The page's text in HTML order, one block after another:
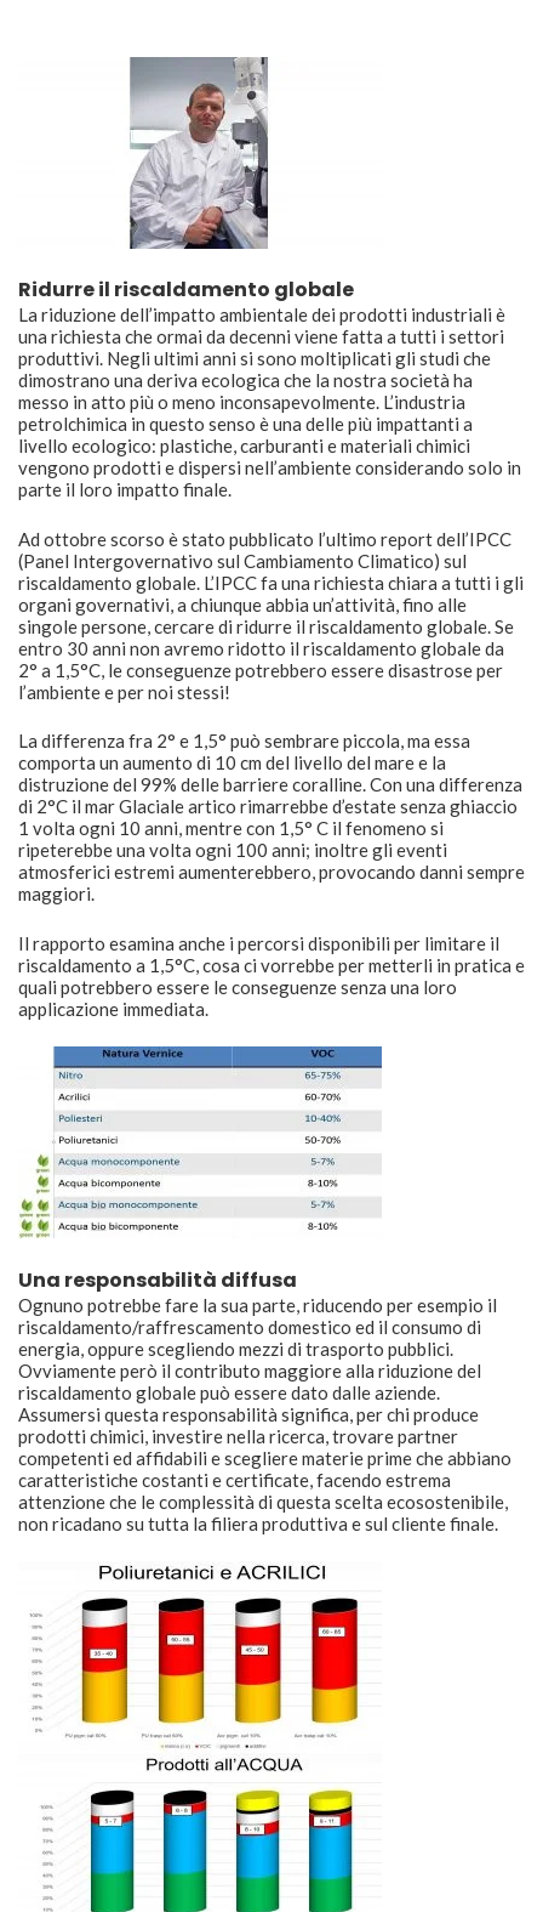
Ridurre il riscaldamento globale
La riduzione dell’impatto ambientale dei prodotti industriali è
una richiesta che ormai da decenni viene fatta a tutti i settori
produttivi. Negli ultimi anni si sono moltiplicati gli studi che
dimostrano una deriva ecologica che la nostra società ha
messo in atto più o meno inconsapevolmente. L’industria
petrolchimica in questo senso è una delle più impattanti a
livello ecologico: plastiche, carburanti e materiali chimici
vengono prodotti e dispersi nell’ambiente considerando solo in
parte il loro impatto finale.
Ad ottobre scorso è stato pubblicato l’ultimo report dell’IPCC
(Panel Intergovernativo sul Cambiamento Climatico) sul
riscaldamento globale. L’IPCC fa una richiesta chiara a tutti i gli
organi governativi, a chiunque abbia un’attività, fino alle
singole persone, cercare di ridurre il riscaldamento globale. Se
entro 30 anni non avremo ridotto il riscaldamento globale da
2° a 1,5°C, le conseguenze potrebbero essere disastrose per
l’ambiente e per noi stessi!
La differenza fra 2° e 1,5° può sembrare piccola, ma essa
comporta un aumento di 10 cm del livello del mare e la
distruzione del 99% delle barriere coralline. Con una differenza
di 2°C il mar Glaciale artico rimarrebbe d’estate senza ghiaccio
1 volta ogni 10 anni, mentre con 1,5° C il fenomeno si
ripeterebbe una volta ogni 100 anni; inoltre gli eventi
atmosferici estremi aumenterebbero, provocando danni sempre
maggiori.
Il rapporto esamina anche i percorsi disponibili per limitare il
riscaldamento a 1,5°C, cosa ci vorrebbe per metterli in pratica e
quali potrebbero essere le conseguenze senza una loro
applicazione immediata.
Una responsabilità diffusa
Ognuno potrebbe fare la sua parte, riducendo per esempio il
riscaldamento/raffrescamento domestico ed il consumo di
energia, oppure scegliendo mezzi di trasporto pubblici.
Ovviamente però il contributo maggiore alla riduzione del
riscaldamento globale può essere dato dalle aziende.
Assumersi questa responsabilità significa, per chi produce
prodotti chimici, investire nella ricerca, trovare partner
competenti ed affidabili e scegliere materie prime che abbiano
caratteristiche costanti e certificate, facendo estrema
attenzione che le complessità di questa scelta ecosostenibile,
non ricadano su tutta la filiera produttiva e sul cliente finale.